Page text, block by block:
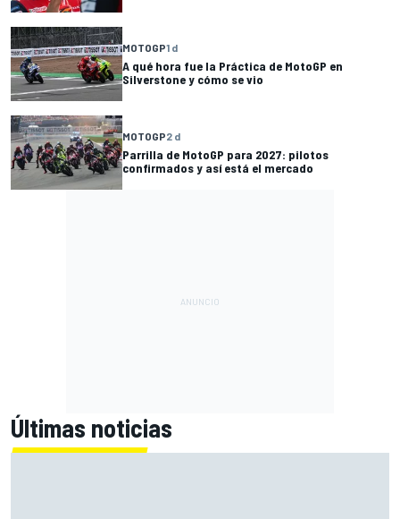
MOTOGP1 d
A qué hora fue la Práctica de MotoGP en
Silverstone y cómo se vio
MOTOGP2 d
Parrilla de MotoGP para 2027: pilotos
confirmados y así está el mercado
Últimas noticias